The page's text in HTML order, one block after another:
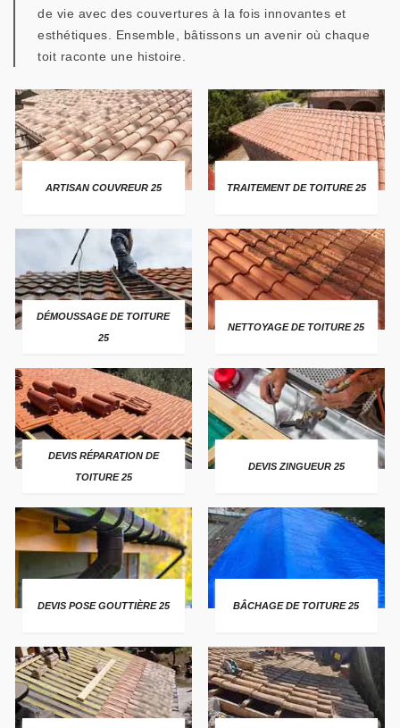
de vie avec des couvertures à la fois innovantes et
esthétiques. Ensemble, bâtissons un avenir où chaque
toit raconte une histoire.
ARTISAN COUVREUR 25 TRAITEMENT DE TOITURE 25
DÉMOUSSAGE DE TOITURE
25
NETTOYAGE DE TOITURE 25
DEVIS RÉPARATION DE
TOITURE 25
DEVIS ZINGUEUR 25
DEVIS POSE GOUTTIÈRE 25 BÂCHAGE DE TOITURE 25